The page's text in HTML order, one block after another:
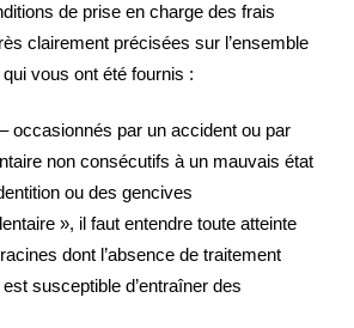
de prise en charge des frais
clairement précisées sur l’ensemble
vous ont été fournis :
occasionnés par un accident ou par
non consécutifs à un mauvais état
ou des gencives
», il faut entendre toute atteinte
dont l’absence de traitement
susceptible d’entraîner des